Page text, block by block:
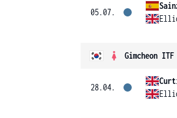
05.07.
Gimcheon ITF
28.04.